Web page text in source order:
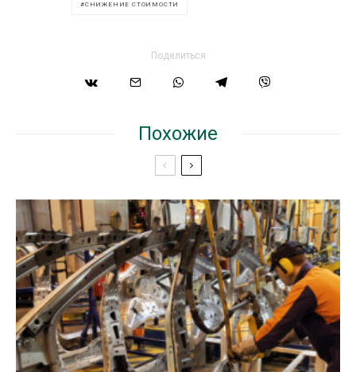
СНИЖЕНИЕ СТОИМОСТИ
Поделиться
Похожие